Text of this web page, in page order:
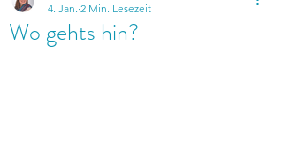
Wo gehts hin?
4. Jan. 2 Min. Lesezeit